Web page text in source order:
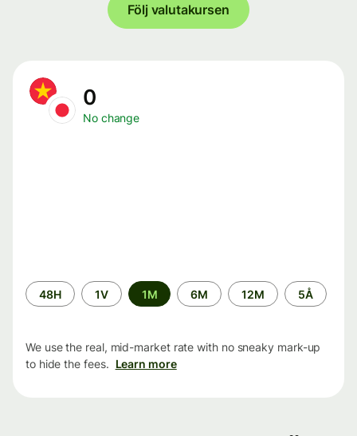
Följ valutakursen
0
No change
Time
period
48H 1V 1M 6M 12M 5Å
We use the real, mid-market rate with no sneaky mark-up
to hide the fees. Learn more